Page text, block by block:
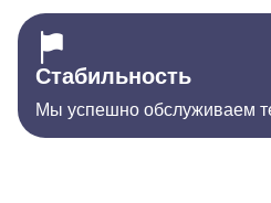
Стабильность
Мы успешно обслуживаем